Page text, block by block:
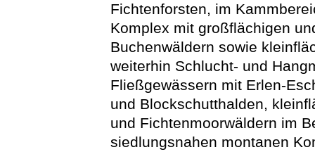
Fichtenforsten, im
Komplex mit großflächigen
Buchenwäldern sowie
weiterhin Schlucht- und
Fließgewässern mit Erlen-
und Blockschutthalden,
und Fichtenmoorwäldern im
siedlungsnahen montanen